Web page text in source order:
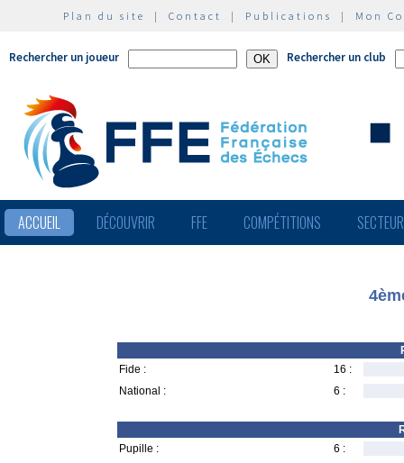
Plan du site | Contact | Publications | Mon
Rechercher un joueur Rechercher un club
ACCUEIL DÉCOUVRIR FFE COMPÉTITIONS
Fide :
16 :
National :
6 :
Pupille :
6 :